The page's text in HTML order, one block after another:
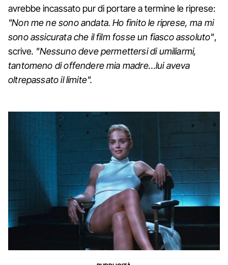
avrebbe incassato pur di portare a termine le riprese:
"Non me ne sono andata. Ho finito le riprese, ma mi
sono assicurata che il film fosse un fiasco assoluto",
scrive. "Nessuno deve permettersi di umiliarmi,
tantomeno di offendere mia madre…lui aveva
oltrepassato il limite".